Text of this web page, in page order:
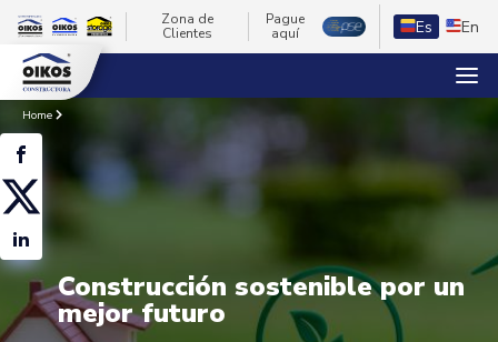
Zona de
Clientes
Pague
aquí
Es En
Home
Construcción sostenible por un
mejor futuro